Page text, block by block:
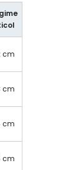
cm
cm
cm
cm